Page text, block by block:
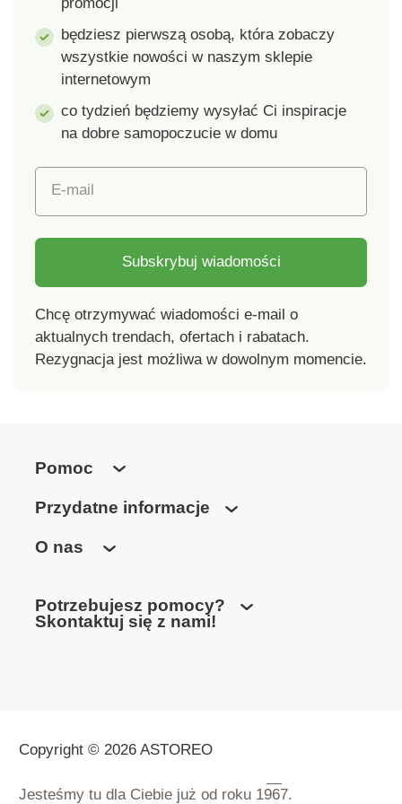
zapięciu na rzep.
Wysokiej jakości
syntetyczne włosy w
dotyku przypominają
prawdziwe i
zachowują swój blask.
będziesz pierwszą osobą, która zobaczy
wszystkie nowości w naszym sklepie
internetowym
co tydzień będziemy wysyłać Ci inspiracje
na dobre samopoczucie w domu
E-mail
Subskrybuj wiadomości
Chcę otrzymywać wiadomości e-mail o
aktualnych trendach, ofertach i rabatach.
Rezygnacja jest możliwa w dowolnym momencie.
Pomoc
Przydatne informacje
O nas
Potrzebujesz pomocy?
Skontaktuj się z nami!
Copyright © 2026 ASTOREO
Jesteśmy tu dla Ciebie już od roku 1967.